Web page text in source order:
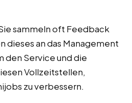
sammeln oft Feedback
dieses an das Management
den Service und die
Vollzeitstellen,
zu verbessern.